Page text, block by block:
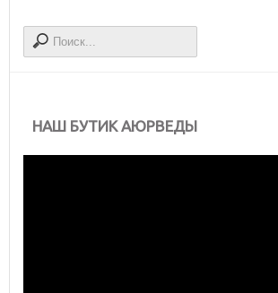
НАШ БУТИК АЮРВЕДЫ